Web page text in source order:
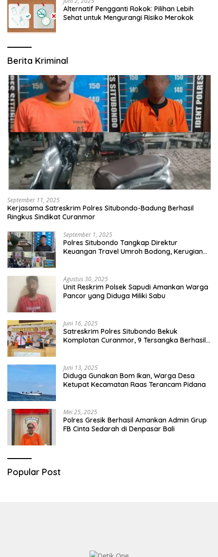
Alternatif Pengganti Rokok: Pilihan Lebih
Sehat untuk Mengurangi Risiko Merokok
Berita Kriminal
September 11, 2025
Kerjasama Satreskrim Polres Situbondo-Badung Berhasil
Ringkus Sindikat Curanmor
September 1, 2025
Polres Situbondo Tangkap Direktur
Keuangan Travel Umroh Bodong, Kerugian
Agustus 30, 2025
Unit Reskrim Polsek Sapudi Amankan Warga
Pancor yang Diduga Miliki Sabu
Juni 16, 2025
Satreskrim Polres Situbondo Bekuk
Komplotan Curanmor, 9 Tersangka Berhasil
Juni 13, 2025
Diduga Gunakan Bom Ikan, Warga Desa
Ketupat Kecamatan Raas Terancam Pidana
Mei 25, 2025
Polres Gresik Berhasil Amankan Admin Grup
FB Cinta Sedarah di Denpasar Bali
Popular Post